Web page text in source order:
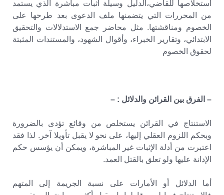
استخلاصها للقاضي،الدليل وسيلة اثبات مباشرة الذي يستمد
من المحررات التي يتضمنها ملف الدعوى بعد طرحها على
الخصوم ومناقشتها. مثل محاضر جمع الاستدلالات والتحقيق
الابتدائي، وتقارير الخبراء، وأقوال الشهود، والمستندات المثبتة
لحقوق الخصوم
– الفرق بين القرائن والدلائل : –
الاستنتاج في القرائن يستخلص من وقائع تؤدى بالضرورة
وبحكم اللزوم العقلي إليها، على نحو لا يقبل تأويلا آخر. لذا فقد
اعتبرت من أدلة الإثبات غير المباشرة، ويمكن أن يؤسس حكم
الإدانة عليها ولو تعلق بالقتل العمد.
أما الدلائل أو الأمارات على نسبة الجريمة إلى المتهم